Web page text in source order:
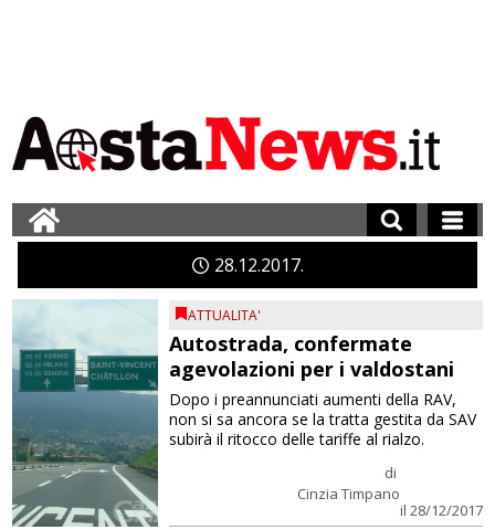
28 12 2017
ATTUALITA'
Autostrada, confermate
agevolazioni per i valdostani
di
Cinzia Timpano
il 28/12/2017
Dopo i preannunciati aumenti della RAV,
non si sa ancora se la tratta gestita da SAV
subirà il ritocco delle tariffe al rialzo.